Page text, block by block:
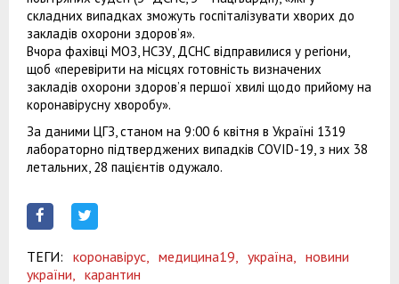
складних випадках зможуть госпіталізувати хворих до
закладів охорони здоров’я».
Вчора фахівці МОЗ, НСЗУ, ДСНС відправилися у регіони,
щоб «перевірити на місцях готовність визначених
закладів охорони здоров’я першої хвилі щодо прийому на
коронавірусну хворобу».
За даними ЦГЗ, станом на 9:00 6 квітня в Україні 1319
лабораторно підтверджених випадків COVID-19, з них 38
летальних, 28 пацієнтів одужало.
ТЕГИ: коронавірус, медицина19, україна,
новини
україни,
карантин